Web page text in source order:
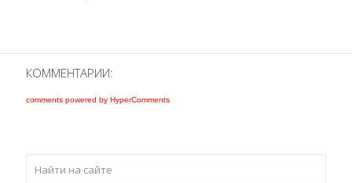
КОММЕНТАРИИ:
comments powered by HyperComments